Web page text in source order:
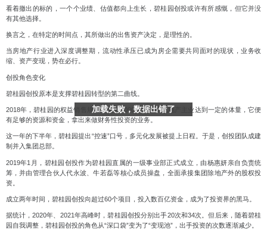
看着撤出的标的，一个个业绩、估值都向上生长，碧桂园创投或许有所感慨，但它并没
有其他选择。
换言之， 在特定的时间点，其所做出的出售资产决定，是理性的。
当房地产行业进入深度调整期，流动性承压已成为房企需要共同面对的现状，业务收
缩、资产变现，势在必行。
创投角色变化
碧桂园创投原本是支撑碧桂园转型的第二曲线。
2018年，碧桂园的权益销售规模，突破5000亿元，眼见地产主业达到一定的体量，它便
有足够的资源和资金，拿出来做财务性投资的业务。
这一年的下半年，碧桂园提出“控速”口号，多元化发展被提上日程。于是，创投团队成建
制并入集团总部。
2019年1月，碧桂园创投作为碧桂园直属的一级事业部正式成立，由杨惠妍亲自负责统
筹，并由管理合伙人代永波、牛若磊等核心成员操盘，全面承接集团除地产外的股权投
资。
成立两年时间，碧桂园创投向超过60个项目，投入数百亿资金，成为了投资界的黑马。
据统计，2020年、2021年高峰时，碧桂园创投分别出手20次和34次。但后来，随着碧桂
园自我调整，碧桂园创投的角色从“深口袋”变为了“变现池”，出手投资的次数逐渐减少。
加载失败，数据出错了